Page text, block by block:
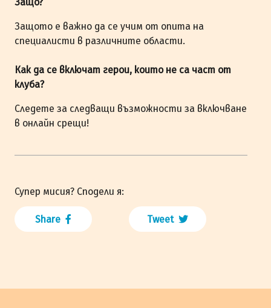
Защото е важно да се учим от опита на
специалисти в различните области.
Как да се включат герои, които не са част от
клуба?
Следете за следващи възможности за включване
в онлайн срещи!
Супер мисия? Сподели я:
Share Tweet